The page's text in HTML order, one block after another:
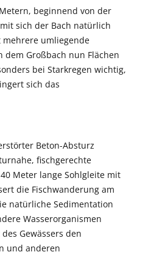
beginnend von der
sich der Bach natürlich
mehrere umliegende
Großbach nun Flächen
bei Starkregen wichtig,
sich das
Beton-Absturz
fischgerechte
Meter lange Sohlgleite mit
die Fischwanderung am
natürliche Sedimentation
Wasserorganismen
Gewässers den
und anderen